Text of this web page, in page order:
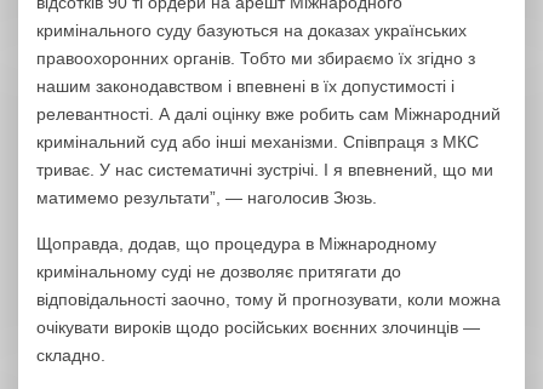
кримінального суду базуються на доказах українських
правоохоронних органів. Тобто ми збираємо їх згідно з
нашим законодавством і впевнені в їх допустимості і
релевантності. А далі оцінку вже робить сам Міжнародний
кримінальний суд або інші механізми. Співпраця з МКС
триває. У нас систематичні зустрічі. І я впевнений, що ми
матимемо результати”, — наголосив Зюзь.
Щоправда, додав, що процедура в Міжнародному
кримінальному суді не дозволяє притягати до
відповідальності заочно, тому й прогнозувати, коли можна
очікувати вироків щодо російських воєнних злочинців —
складно.